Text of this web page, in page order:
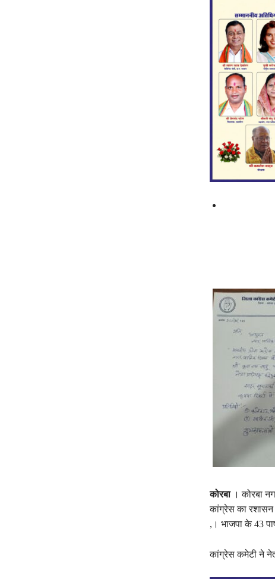
कोरबा। कोरबा
कांग्रेस का रशासन
,। भाजपा के 43
कांग्रेस कमेटी ने